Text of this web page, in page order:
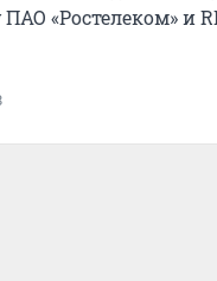
«Ростелеком» и